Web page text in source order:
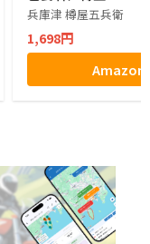
兵庫津 樽屋五兵衛
1,698円
Amazon